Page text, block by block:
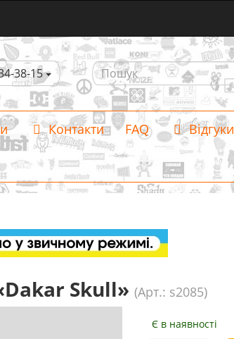
38-15
Контакти FAQ Відгуки
Skull» (Арт.: s2085)
Є в наявності